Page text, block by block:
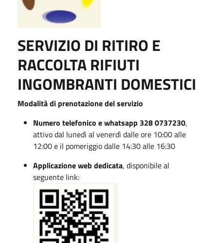
SERVIZIO DI RITIRO E
RACCOLTA RIFIUTI
INGOMBRANTI DOMESTICI
Modalità di prenotazione del servizio
Numero telefonico e whatsapp 328 0737230,
attivo dal lunedì al venerdì dalle ore 10:00 alle
12:00 e il pomeriggio dalle 14:30 alle 16:30
Applicazione web dedicata, disponibile al
seguente link: